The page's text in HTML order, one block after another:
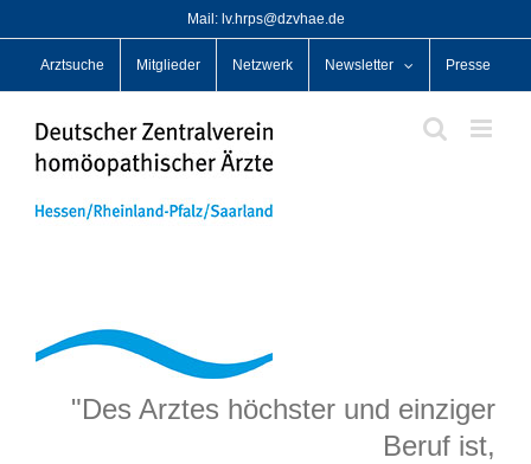
springen
Mail: lv.hrps@dzvhae.de
Arztsuche Mitglieder Netzwerk Newsletter Presse
"Des Arztes höchster und einziger
Beruf ist,